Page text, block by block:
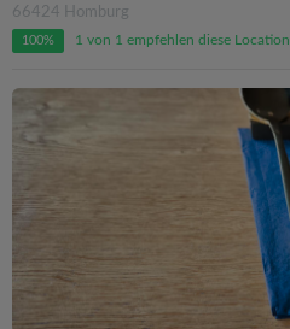
66424 Homburg
100% 1 von 1 empfehlen diese Location